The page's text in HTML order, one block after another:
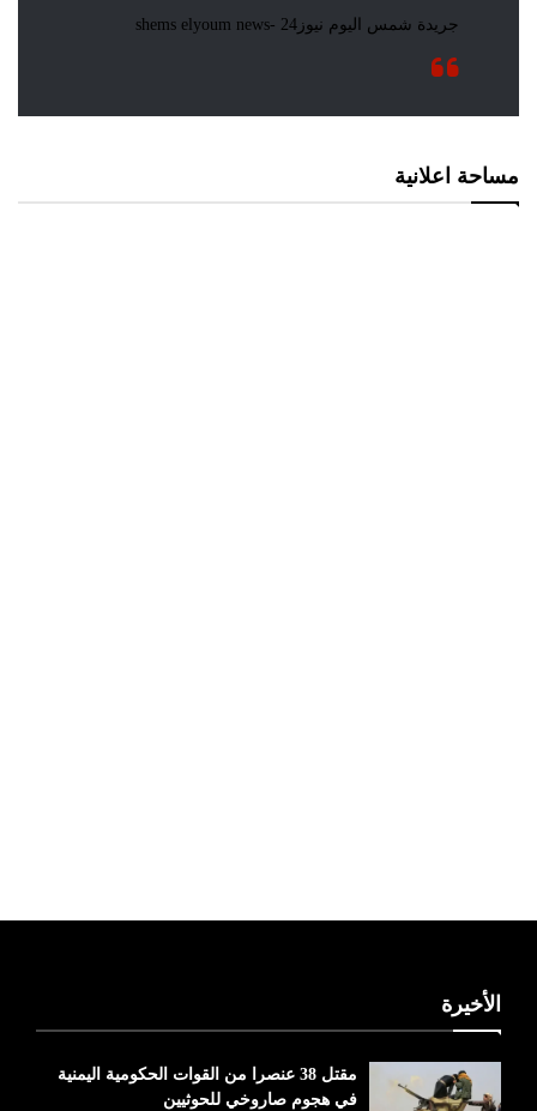
مساحة اعلانية
الأخيرة
مقتل 38 عنصرا من القوات الحكومية اليمنية
في هجوم صاروخي للحوثيين